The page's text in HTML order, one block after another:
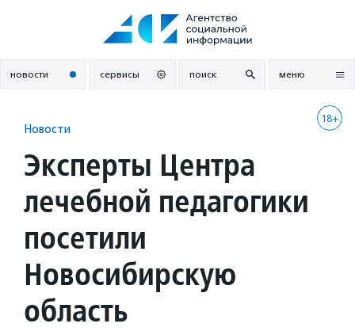
новости сервисы поиск меню
18+
Новости
Эксперты Центра
лечебной педагогики
посетили
Новосибирскую
область